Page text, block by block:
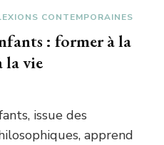
CONTEMPORAINES
: former à la
la vie
issue des
apprend